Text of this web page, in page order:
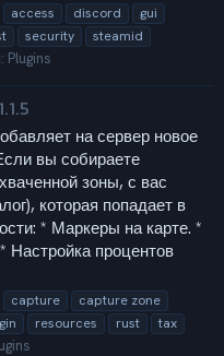
access discord
gui
security
steamid
Plugins
1.1.5
на сервер новое
вы собираете
зоны, с вас
которая попадает в
* Маркеры на карте. *
Настройка процентов
capture
capture zone
resources rust
tax